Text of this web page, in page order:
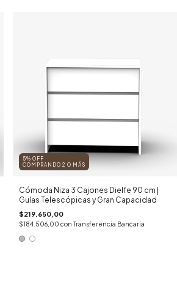
5% OFF
COMPRANDO 2 O MÁS
Cómoda Niza 3 Cajones Dielfe 90 cm |
Guías Telescópicas y Gran Capacidad
$219.650,00
$184.506,00con Transferencia Bancaria